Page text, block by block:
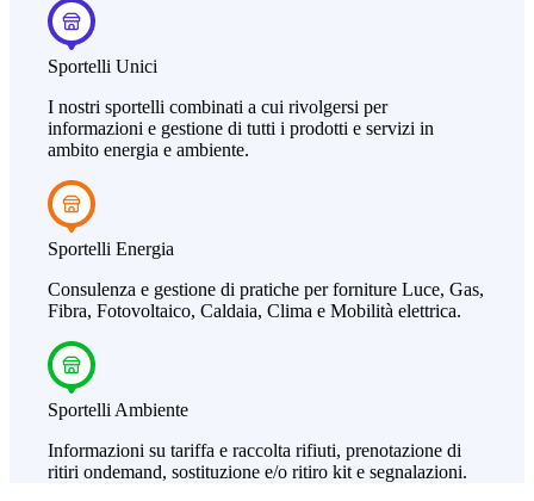
Sportelli Unici
I nostri sportelli combinati a cui rivolgersi per
informazioni e gestione di tutti i prodotti e servizi in
ambito energia e ambiente.
Sportelli Energia
Consulenza e gestione di pratiche per forniture Luce, Gas,
Fibra, Fotovoltaico, Caldaia, Clima e Mobilità elettrica.
Sportelli Ambiente
Informazioni su tariffa e raccolta rifiuti, prenotazione di
ritiri ondemand, sostituzione e/o ritiro kit e segnalazioni.